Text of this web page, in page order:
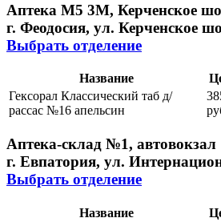
Аптека М5 3М, Керченское
г. Феодосия, ул. Керченское
Выбрать отделение
Название
Гексорал Классический таб д/
рассас №16 апельсин
Аптека-склад №1, автовокзал
г. Евпатория, ул.
Выбрать отделение
Название